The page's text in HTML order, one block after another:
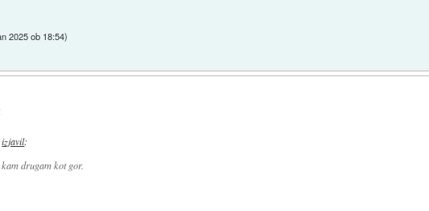
2025 ob 18:54)
izjavil:
drugam kot gor.